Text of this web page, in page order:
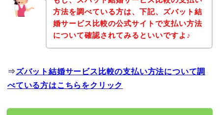
方法を調べている方は、下記、ズバット結
婚サービス比較の公式サイトで支払い方法
について確認されてみるといいですよ♪
⇒ ズバット結婚サービス比較の支払い方法について調
べている方はこちらをクリック